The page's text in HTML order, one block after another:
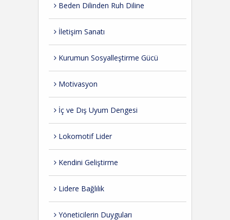
Beden Dilinden Ruh Diline
İletişim Sanatı
Kurumun Sosyalleştirme Gücü
Motivasyon
İç ve Dış Uyum Dengesi
Lokomotif Lider
Kendini Geliştirme
Lidere Bağlılık
Yöneticilerin Duyguları